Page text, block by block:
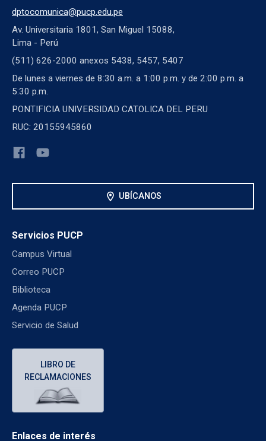
dptocomunica@pucp.edu.pe
Av. Universitaria 1801, San Miguel 15088,
Lima - Perú
(511) 626-2000 anexos 5438, 5457, 5407
De lunes a viernes de 8:30 a.m. a 1:00 p.m. y de 2:00 p.m. a
5:30 p.m.
PONTIFICIA UNIVERSIDAD CATOLICA DEL PERU
RUC: 20155945860
location_on UBÍCANOS
Servicios PUCP
Campus Virtual
Correo PUCP
Biblioteca
Agenda PUCP
Servicio de Salud
LIBRO DE
RECLAMACIONES
Enlaces de interés